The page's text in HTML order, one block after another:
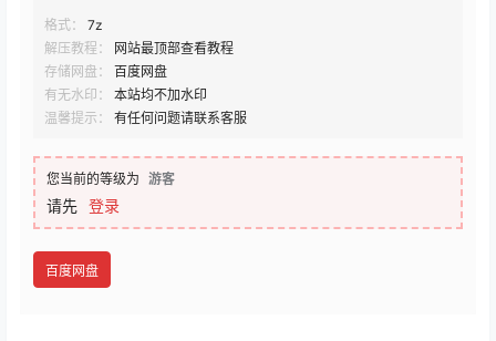
格式：
7z
解压教程：
网站最顶部查看教程
存储网盘：
百度网盘
有无水印：
本站均不加水印
温馨提示：
有任何问题请联系客服
您当前的等级为 游客
请先 登录
百度网盘